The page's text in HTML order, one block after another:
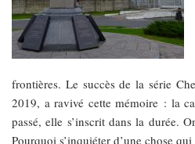
frontières. Le succès de la série
2019, a ravivé cette mémoire : la
passé, elle s’inscrit dans la durée.
Pourquoi s’inquiéter d’une chose